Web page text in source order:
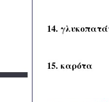
14.
15. καρότα